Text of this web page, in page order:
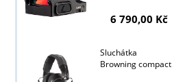
6 790,00 Kč
Sluchátka
Browning compact